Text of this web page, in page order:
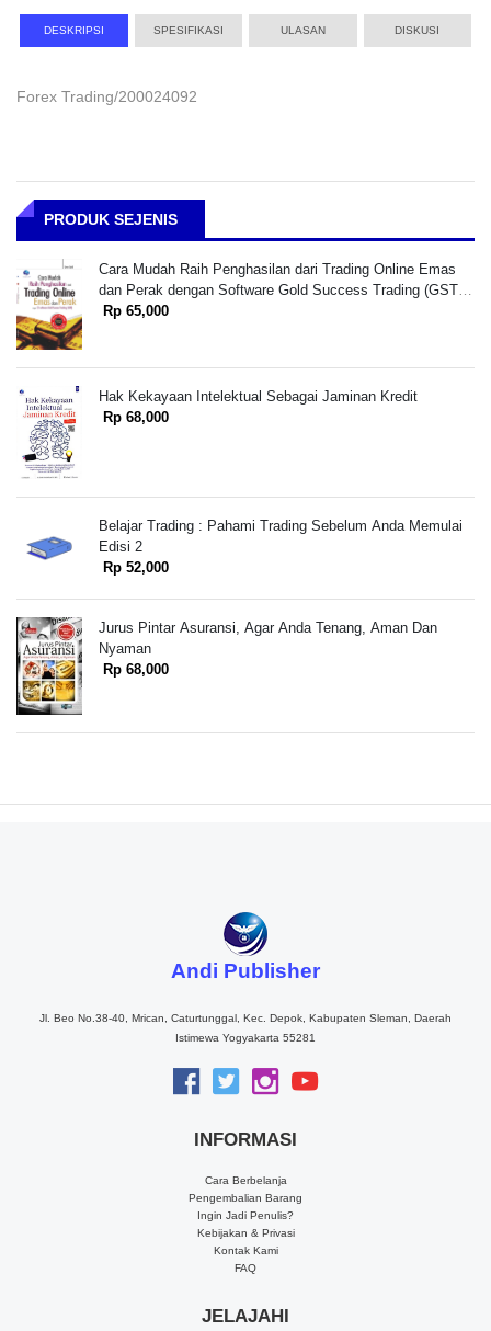
DESKRIPSI SPESIFIKASI ULASAN DISKUSI
Forex Trading/200024092
PRODUK SEJENIS
Cara Mudah Raih Penghasilan dari Trading Online Emas
dan Perak dengan Software Gold Success Trading (GST)
+cd (BP)
Rp 65,000
Hak Kekayaan Intelektual Sebagai Jaminan Kredit
Rp 68,000
Belajar Trading : Pahami Trading Sebelum Anda Memulai
Edisi 2
Rp 52,000
Jurus Pintar Asuransi, Agar Anda Tenang, Aman Dan
Nyaman
Rp 68,000
Andi Publisher
Jl. Beo No.38-40, Mrican, Caturtunggal, Kec. Depok, Kabupaten Sleman, Daerah
Istimewa Yogyakarta 55281
INFORMASI
Cara Berbelanja
Pengembalian Barang
Ingin Jadi Penulis?
Kebijakan & Privasi
Kontak Kami
FAQ
JELAJAHI